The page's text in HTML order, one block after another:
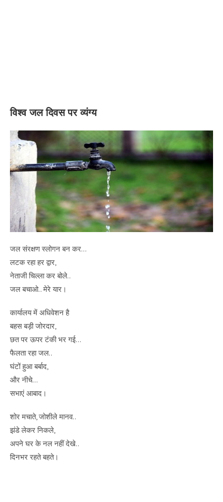
विश्व जल दिवस पर व्यंग्य
जल संरक्षण स्लोगन बन कर…
लटक रहा हर द्वार,
नेताजी चिल्ला कर बोले..
जल बचाओ.. मेरे यार।
कार्यालय में अधिवेशन है
बहस बड़ी जोरदार,
छत पर ऊपर टंकी भर गई…
फैलता रहा जल..
घंटों हुआ बर्बाद,
और नीचे…
सभाएं आबाद।
शोर मचाते, जोशीले मानव..
झंडे लेकर निकले,
अपने घर के नल नहीं देखे..
दिनभर रहते बहते।